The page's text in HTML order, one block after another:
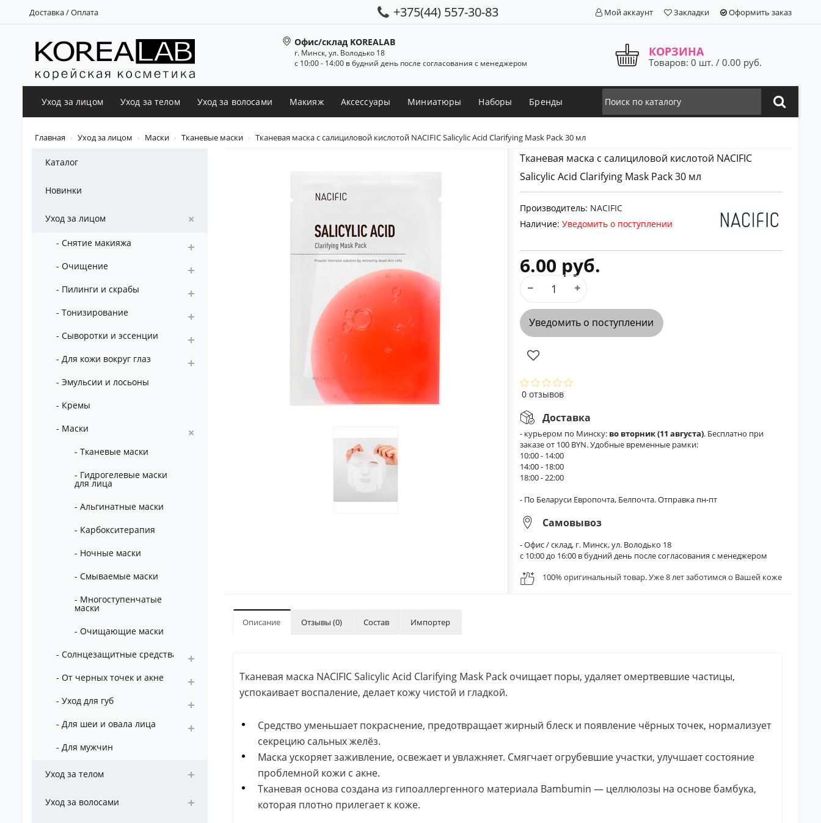
Доставка / Оплата +375(44) 557-30-83 Мой аккаунт Закладки Оформить заказ
Офис/склад KOREALAB
г. Минск, ул. Володько 18
с 10:00 - 14:00 в будний день после согласования с менеджером
КОРЗИНА
Товаров: 0 шт. / 0.00 руб.
Уход за лицом Уход за телом Уход за волосами Макияж Аксессуары Миниатюры Наборы Бренды
Главная Уход за лицом Маски Тканевые маски Тканевая маска с салициловой кислотой NACIFIC Salicylic Acid Clarifying Mask Pack 30 мл
Каталог
Новинки
Уход за лицом
- Снятие макияжа
- Очищение
- Пилинги и скрабы
- Тонизирование
- Сыворотки и эссенции
- Для кожи вокруг глаз
- Эмульсии и лосьоны
- Кремы
- Маски
- Тканевые маски
- Гидрогелевые маски
для лица
- Альгинатные маски
- Карбокситерапия
- Ночные маски
- Смываемые маски
- Многоступенчатые
маски
- Очищающие маски
- Солнцезащитные средства
- От черных точек и акне
- Уход для губ
- Для шеи и овала лица
- Для мужчин
Уход за телом
Уход за волосами
Тканевая маска с салициловой кислотой NACIFIC
Salicylic Acid Clarifying Mask Pack 30 мл
Производитель: NACIFIC
Наличие: Уведомить о поступлении
6.00 руб.
Уведомить о поступлении
0 отзывов
Доставка
- курьером по Минску: во вторник (11 августа). Бесплатно при
заказе от 100 BYN. Удобные временные рамки:
10:00 - 14:00
14:00 - 18:00
18:00 - 22:00
- По Беларуси Европочта, Белпочта. Отправка пн-пт
Самовывоз
- Офис / склад, г. Минск, ул. Володько 18
с 10:00 до 16:00 в будний день после согласования с менеджером
100% оригинальный товар. Уже 8 лет заботимся о Вашей коже
Описание Отзывы (0) Состав Импортер
Тканевая маска NACIFIC Salicylic Acid Clarifying Mask Pack очищает поры, удаляет омертвевшие частицы,
успокаивает воспаление, делает кожу чистой и гладкой.
Средство уменьшает покраснение, предотвращает жирный блеск и появление чёрных точек, нормализует
секрецию сальных желёз.
Маска ускоряет заживление, освежает и увлажняет. Смягчает огрубевшие участки, улучшает состояние
проблемной кожи с акне.
Тканевая основа создана из гипоаллергенного материала Bambumin — целлюлозы на основе бамбука,
которая плотно прилегает к коже.